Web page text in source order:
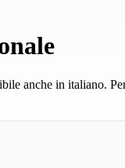
anche in italiano.